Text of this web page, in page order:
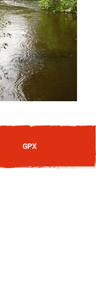
GPX